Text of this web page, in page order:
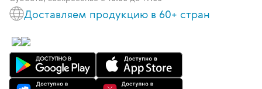
Доставляем продукцию в 60+ стран